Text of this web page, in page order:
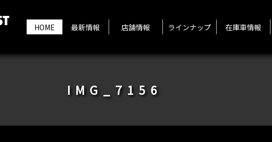
HOME 最新情報 店舗情報 ラインナップ 在庫車情報
IMG_7156